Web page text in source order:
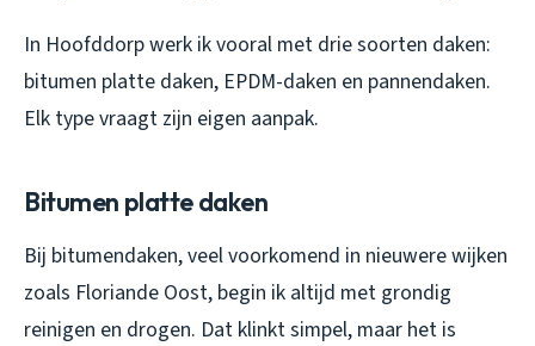
In Hoofddorp werk ik vooral met drie soorten daken:
bitumen platte daken, EPDM-daken en pannendaken.
Elk type vraagt zijn eigen aanpak.
Bitumen platte daken
Bij bitumendaken, veel voorkomend in nieuwere wijken
zoals Floriande Oost, begin ik altijd met grondig
reinigen en drogen. Dat klinkt simpel, maar het is